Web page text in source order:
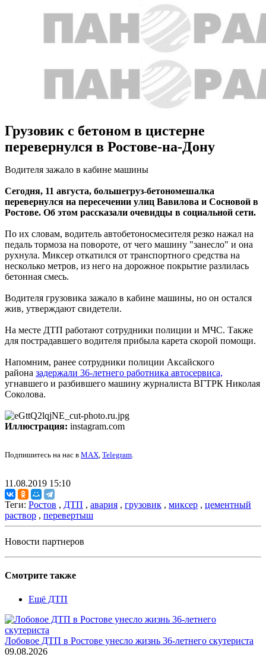
Грузовик с бетоном в цистерне
перевернулся в Ростове-на-Дону
Водителя зажало в кабине машины
Сегодня, 11 августа, большегруз-бетономешалка
перевернулся на пересечении улиц Вавилова и Сосновой в
Ростове. Об этом рассказали очевидцы в социальной сети.
По их словам, водитель автобетоносмесителя резко нажал на
педаль тормоза на повороте, от чего машину "занесло" и она
рухнула. Миксер откатился от транспортного средства на
несколько метров, из него на дорожное покрытие разлилась
бетонная смесь.
Водителя грузовика зажало в кабине машины, но он остался
жив, утверждают свидетели.
На месте ДТП работают сотрудники полиции и МЧС. Также
для пострадавшего водителя прибыла карета скорой помощи.
Напомним, ранее сотрудники полиции Аксайского
района задержали 36-летнего работника автосервиса,
угнавшего и разбившего машину журналиста ВГТРК Николая
Соколова.
Иллюстрация: instagram.com
Подпишитесь на нас в MAX, Telegram.
11.08.2019 15:10
Теги: Ростов , ДТП , авария , грузовик , миксер , цементный
раствор , перевертыш
Новости партнеров
Смотрите также
Ещё ДТП
Лобовое ДТП в Ростове унесло жизнь 36-летнего скутериста
09.08.2026